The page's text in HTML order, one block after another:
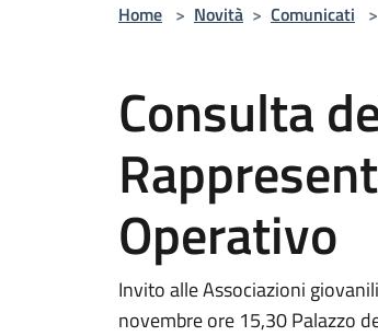
Home > Novità > Comunicati >
Consulta
Operativo
Invito alle Associazioni
novembre ore 15,30 Palazzo